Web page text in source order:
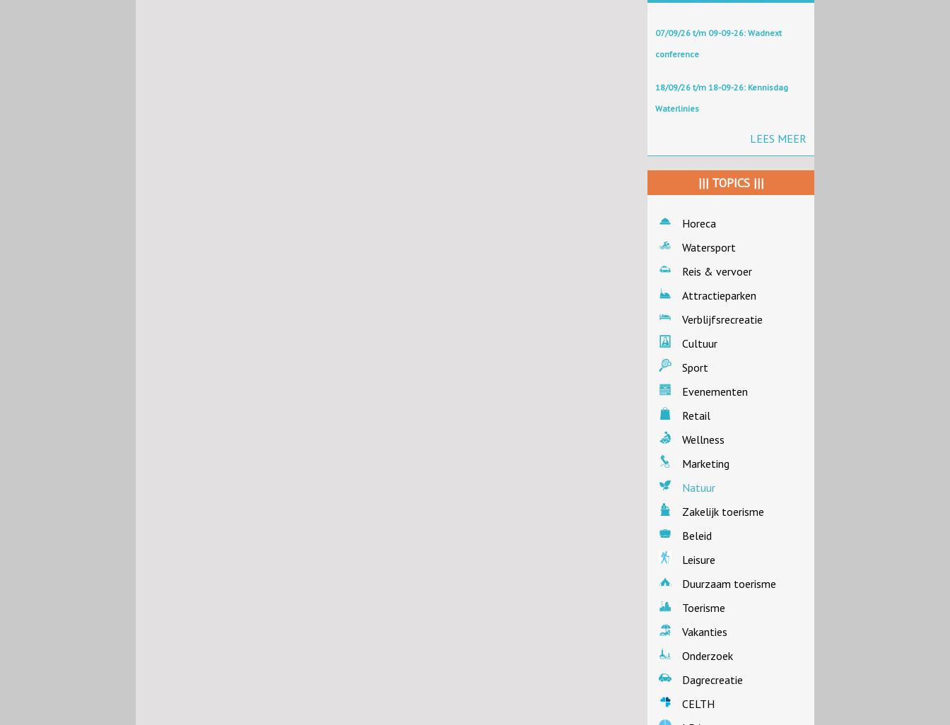
07/09/26 t/m 09-09-26: Wadnext
conference
18/09/26 t/m 18-09-26: Kennisdag
Waterlinies
LEES MEER
||| TOPICS |||
Horeca
Watersport
Reis & vervoer
Attractieparken
Verblijfsrecreatie
Cultuur
Sport
Evenementen
Retail
Wellness
Marketing
Natuur
Zakelijk toerisme
Beleid
Leisure
Duurzaam toerisme
Toerisme
Vakanties
Onderzoek
Dagrecreatie
CELTH